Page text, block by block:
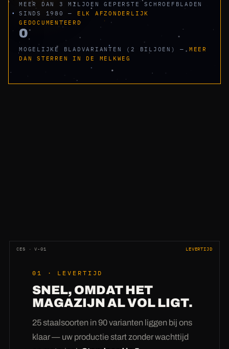
MEER DAN 3 MILJOEN GEPERSTE SCHROEFBLADEN
SINDS 1980 — ELK AFZONDERLIJK
GEDOCUMENTEERD
0
MOGELIJKE BLADVARIANTEN (2 BILJOEN) — MEER
DAN STERREN IN DE MELKWEG
CES · V-01 LEVERTIJD
01 · LEVERTIJD
SNEL, OMDAT HET
MAGAZIJN AL VOL LIGT.
25 staalsoorten in 90 varianten liggen bij ons
klaar — uw productie start zonder wachttijd